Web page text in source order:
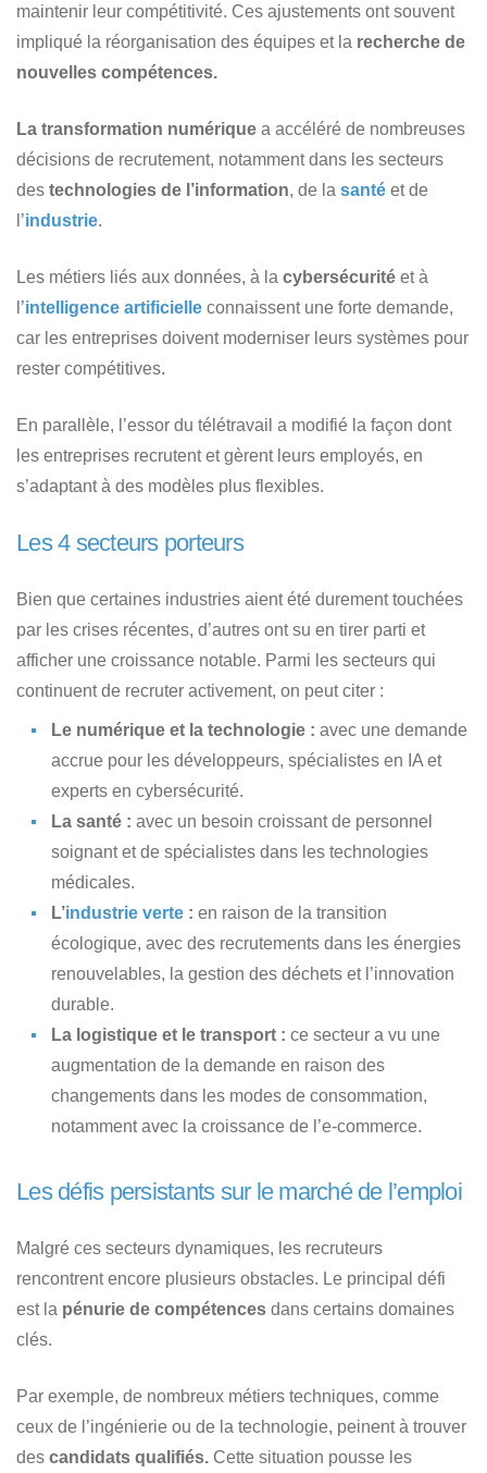
maintenir leur compétitivité. Ces ajustements ont souvent
impliqué la réorganisation des équipes et la recherche de
nouvelles compétences.
La transformation numérique a accéléré de nombreuses
décisions de recrutement, notamment dans les secteurs
des technologies de l’information, de la santé et de
l’industrie.
Les métiers liés aux données, à la cybersécurité et à
l’intelligence artificielle connaissent une forte demande,
car les entreprises doivent moderniser leurs systèmes pour
rester compétitives.
En parallèle, l’essor du télétravail a modifié la façon dont
les entreprises recrutent et gèrent leurs employés, en
s’adaptant à des modèles plus flexibles.
Les 4 secteurs porteurs
Bien que certaines industries aient été durement touchées
par les crises récentes, d’autres ont su en tirer parti et
afficher une croissance notable. Parmi les secteurs qui
continuent de recruter activement, on peut citer :
Le numérique et la technologie : avec une demande
accrue pour les développeurs, spécialistes en IA et
experts en cybersécurité.
La santé : avec un besoin croissant de personnel
soignant et de spécialistes dans les technologies
médicales.
L’industrie verte : en raison de la transition
écologique, avec des recrutements dans les énergies
renouvelables, la gestion des déchets et l’innovation
durable.
La logistique et le transport : ce secteur a vu une
augmentation de la demande en raison des
changements dans les modes de consommation,
notamment avec la croissance de l’e-commerce.
Les défis persistants sur le marché de l’emploi
Malgré ces secteurs dynamiques, les recruteurs
rencontrent encore plusieurs obstacles. Le principal défi
est la pénurie de compétences dans certains domaines
clés.
Par exemple, de nombreux métiers techniques, comme
ceux de l’ingénierie ou de la technologie, peinent à trouver
des candidats qualifiés. Cette situation pousse les